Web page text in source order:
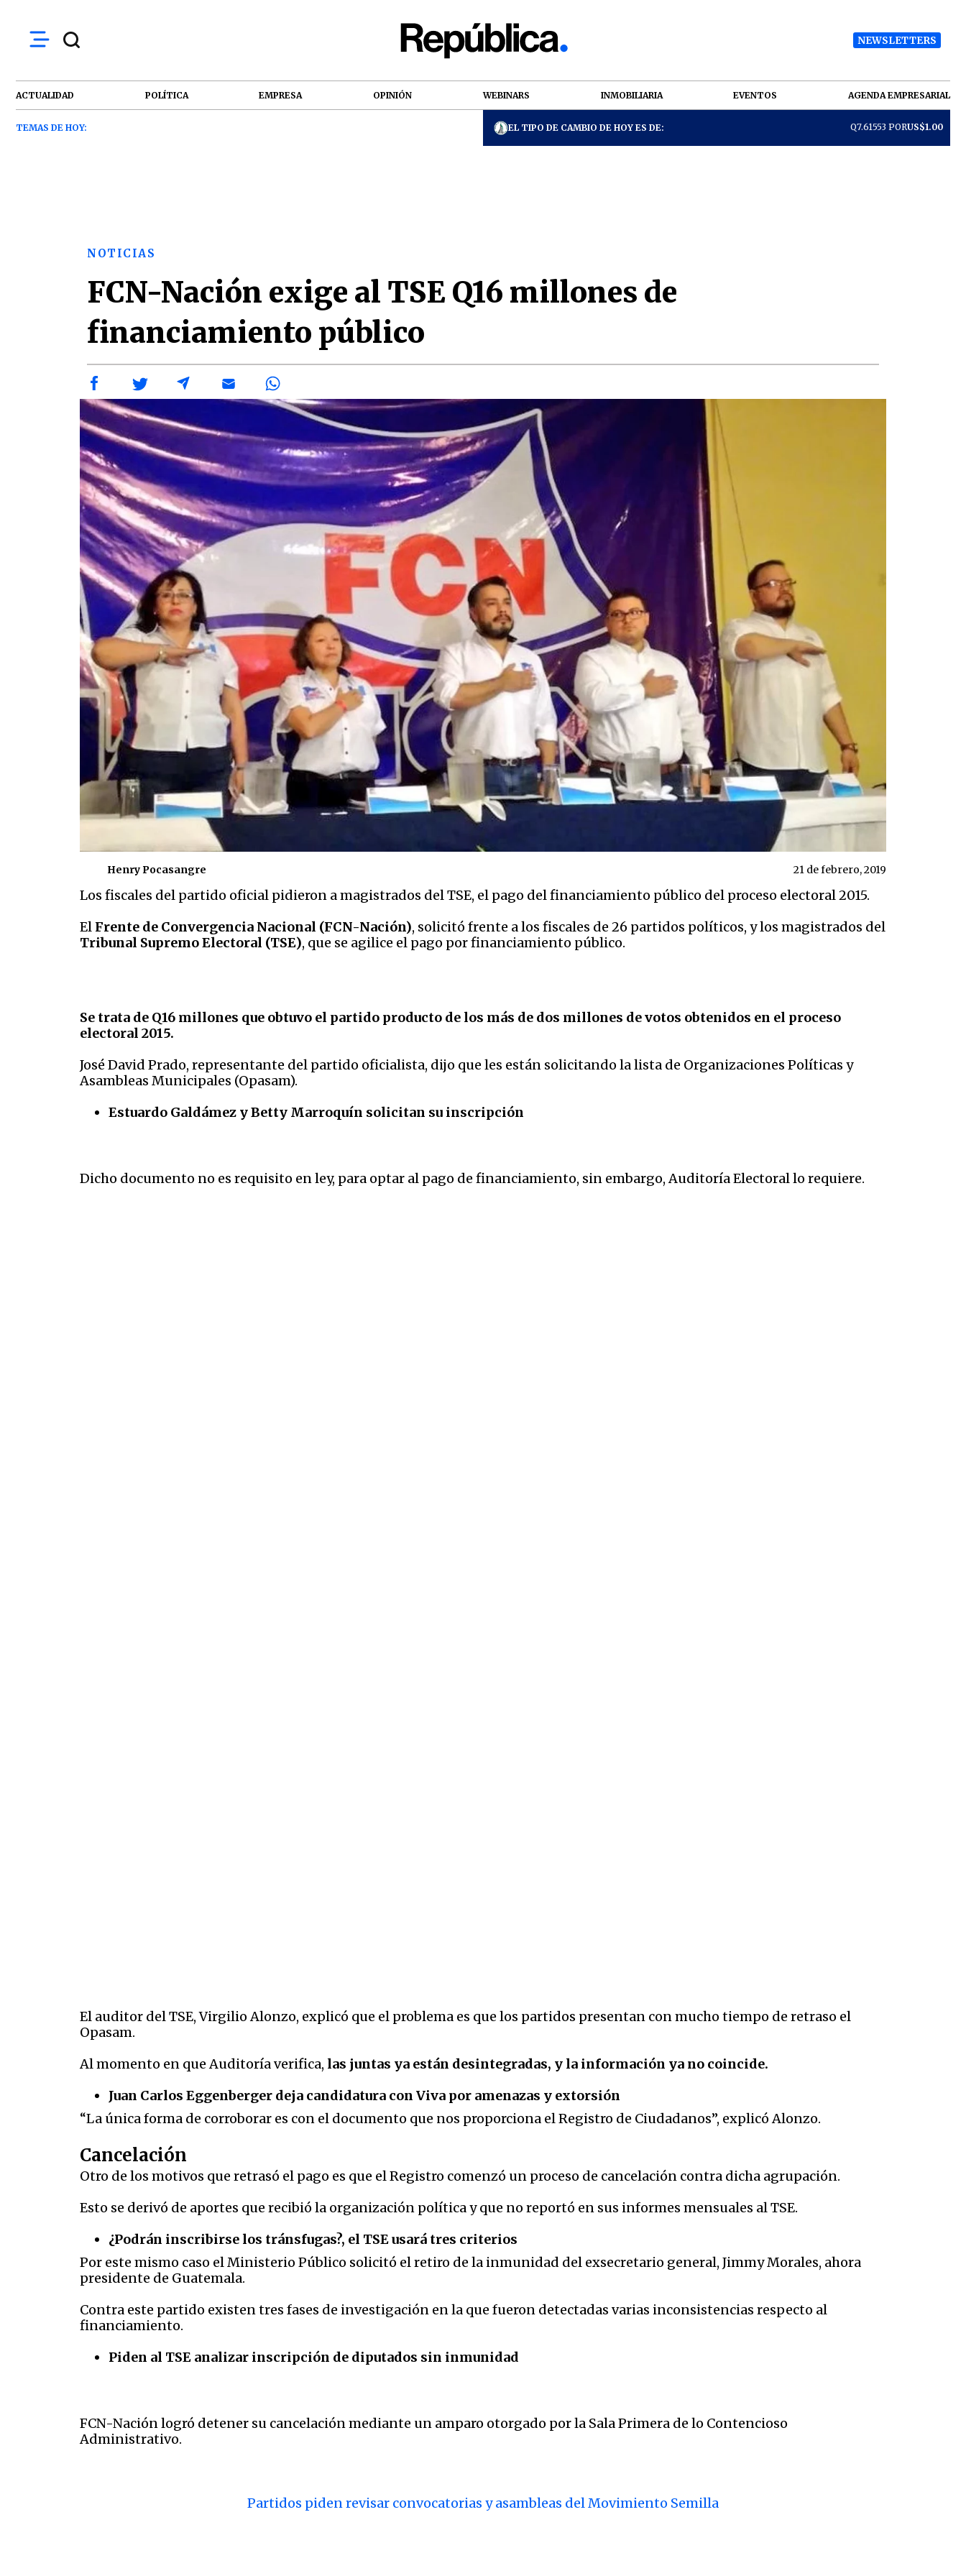
NEWSLETTERS
ACTUALIDAD POLÍTICA EMPRESA OPINIÓN WEBINARS INMOBILIARIA EVENTOS AGENDA EMPRESARIAL
TEMAS DE HOY: EL TIPO DE CAMBIO DE HOY ES DE: Q7.61553 PORUS$1.00
NOTICIAS
FCN-Nación exige al TSE Q16 millones de
financiamiento público
Henry Pocasangre 21 de febrero, 2019
Los fiscales del partido oficial pidieron a magistrados del TSE, el pago del financiamiento público del proceso electoral 2015.
El Frente de Convergencia Nacional (FCN-Nación), solicitó frente a los fiscales de 26 partidos políticos, y los magistrados del
Tribunal Supremo Electoral (TSE), que se agilice el pago por financiamiento público.
Se trata de Q16 millones que obtuvo el partido producto de los más de dos millones de votos obtenidos en el proceso
electoral 2015.
José David Prado, representante del partido oficialista, dijo que les están solicitando la lista de Organizaciones Políticas y
Asambleas Municipales (Opasam).
Estuardo Galdámez y Betty Marroquín solicitan su inscripción
Dicho documento no es requisito en ley, para optar al pago de financiamiento, sin embargo, Auditoría Electoral lo requiere.
El auditor del TSE, Virgilio Alonzo, explicó que el problema es que los partidos presentan con mucho tiempo de retraso el
Opasam.
Al momento en que Auditoría verifica, las juntas ya están desintegradas, y la información ya no coincide.
Juan Carlos Eggenberger deja candidatura con Viva por amenazas y extorsión
“La única forma de corroborar es con el documento que nos proporciona el Registro de Ciudadanos”, explicó Alonzo.
Cancelación
Otro de los motivos que retrasó el pago es que el Registro comenzó un proceso de cancelación contra dicha agrupación.
Esto se derivó de aportes que recibió la organización política y que no reportó en sus informes mensuales al TSE.
¿Podrán inscribirse los tránsfugas?, el TSE usará tres criterios
Por este mismo caso el Ministerio Público solicitó el retiro de la inmunidad del exsecretario general, Jimmy Morales, ahora
presidente de Guatemala.
Contra este partido existen tres fases de investigación en la que fueron detectadas varias inconsistencias respecto al
financiamiento.
Piden al TSE analizar inscripción de diputados sin inmunidad
FCN-Nación logró detener su cancelación mediante un amparo otorgado por la Sala Primera de lo Contencioso
Administrativo.
Partidos piden revisar convocatorias y asambleas del Movimiento Semilla